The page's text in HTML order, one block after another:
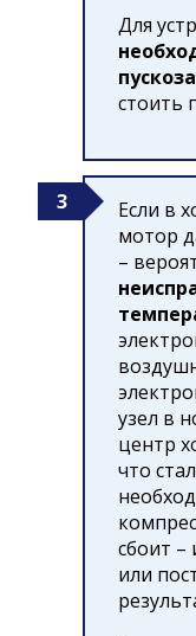
Для
стоить
Если в
мотор
–
узел в
центр
что
сбоит –
или